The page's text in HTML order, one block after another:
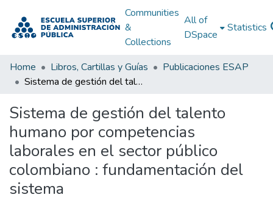
Communities
&
Collections
All of
DSpace
Statistics
Home Libros, Cartillas y Guías
Publicaciones ESAP
Sistema de gestión del talento humano por competencias laborales en el sector público colombiano : fundamentación del sistema
Sistema de gestión del talento
humano por competencias
laborales en el sector público
colombiano : fundamentación del
sistema